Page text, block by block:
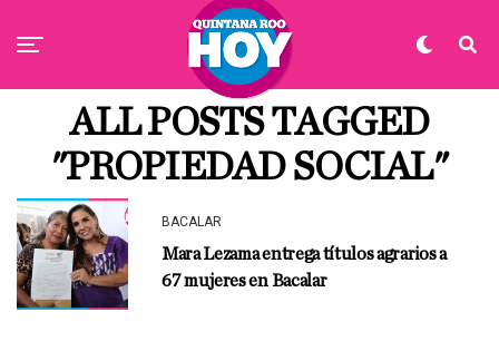
ALL POSTS TAGGED
"PROPIEDAD SOCIAL"
BACALAR
Mara Lezama entrega títulos agrarios a
67 mujeres en Bacalar